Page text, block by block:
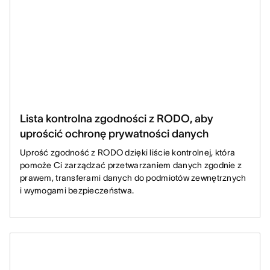
Lista kontrolna zgodności z RODO, aby
uprościć ochronę prywatności danych
Uprość zgodność z RODO dzięki liście kontrolnej, która
pomoże Ci zarządzać przetwarzaniem danych zgodnie z
prawem, transferami danych do podmiotów zewnętrznych
i wymogami bezpieczeństwa.